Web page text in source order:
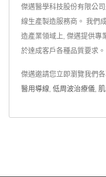
傑邁醫學科技股份有限公
線生產製造服務商。 我們
造產業領域上, 傑邁提供專
於達成客戶各種品質要求。
傑邁邀請您立即瀏覽我們
醫用導線, 低周波治療儀,